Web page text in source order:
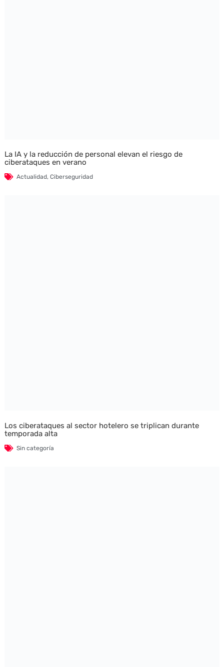
La IA y la reducción de personal elevan el riesgo de
ciberataques en verano
Actualidad, Ciberseguridad
Los ciberataques al sector hotelero se triplican durante
temporada alta
Sin categoría